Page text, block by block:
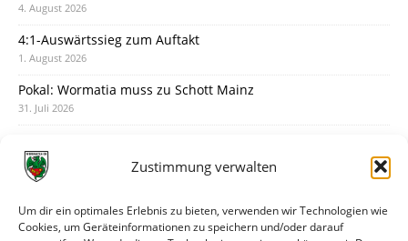
Zustimmung verwalten
Um dir ein optimales Erlebnis zu bieten, verwenden wir Technologien wie
Cookies, um Geräteinformationen zu speichern und/oder darauf
4. August 2026
4:1-Auswärtssieg zum Auftakt
1. August 2026
Pokal: Wormatia muss zu Schott Mainz
31. Juli 2026
30. Juli 2026
28. Juli 2026